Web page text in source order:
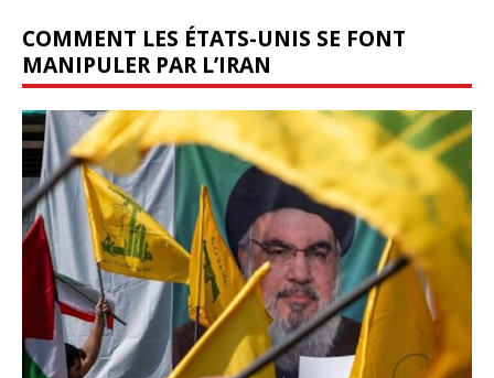
COMMENT LES ÉTATS-UNIS SE FONT
MANIPULER PAR L’IRAN